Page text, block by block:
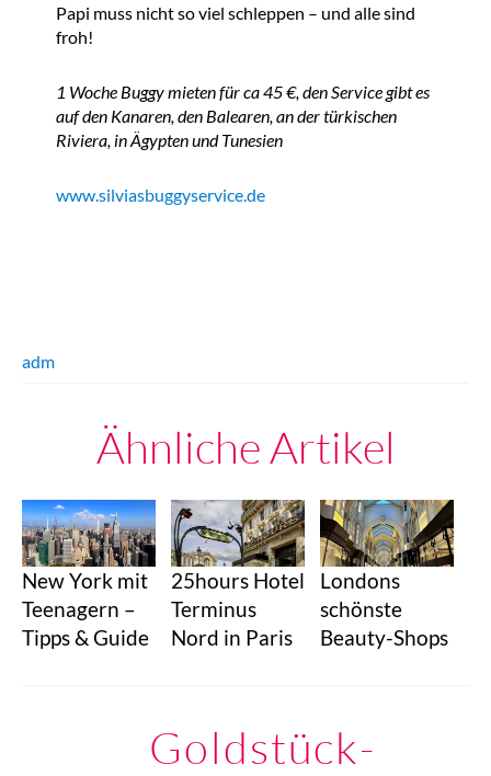
Papi muss nicht so viel schleppen – und alle sind
froh!
1 Woche Buggy mieten für ca 45 €, den Service gibt es
auf den Kanaren, den Balearen, an der türkischen
Riviera, in Ägypten und Tunesien
www.silviasbuggyservice.de
adm
Ähnliche Artikel
New York mit
Teenagern –
Tipps & Guide
25hours Hotel
Terminus
Nord in Paris
Londons
schönste
Beauty-Shops
Goldstück-